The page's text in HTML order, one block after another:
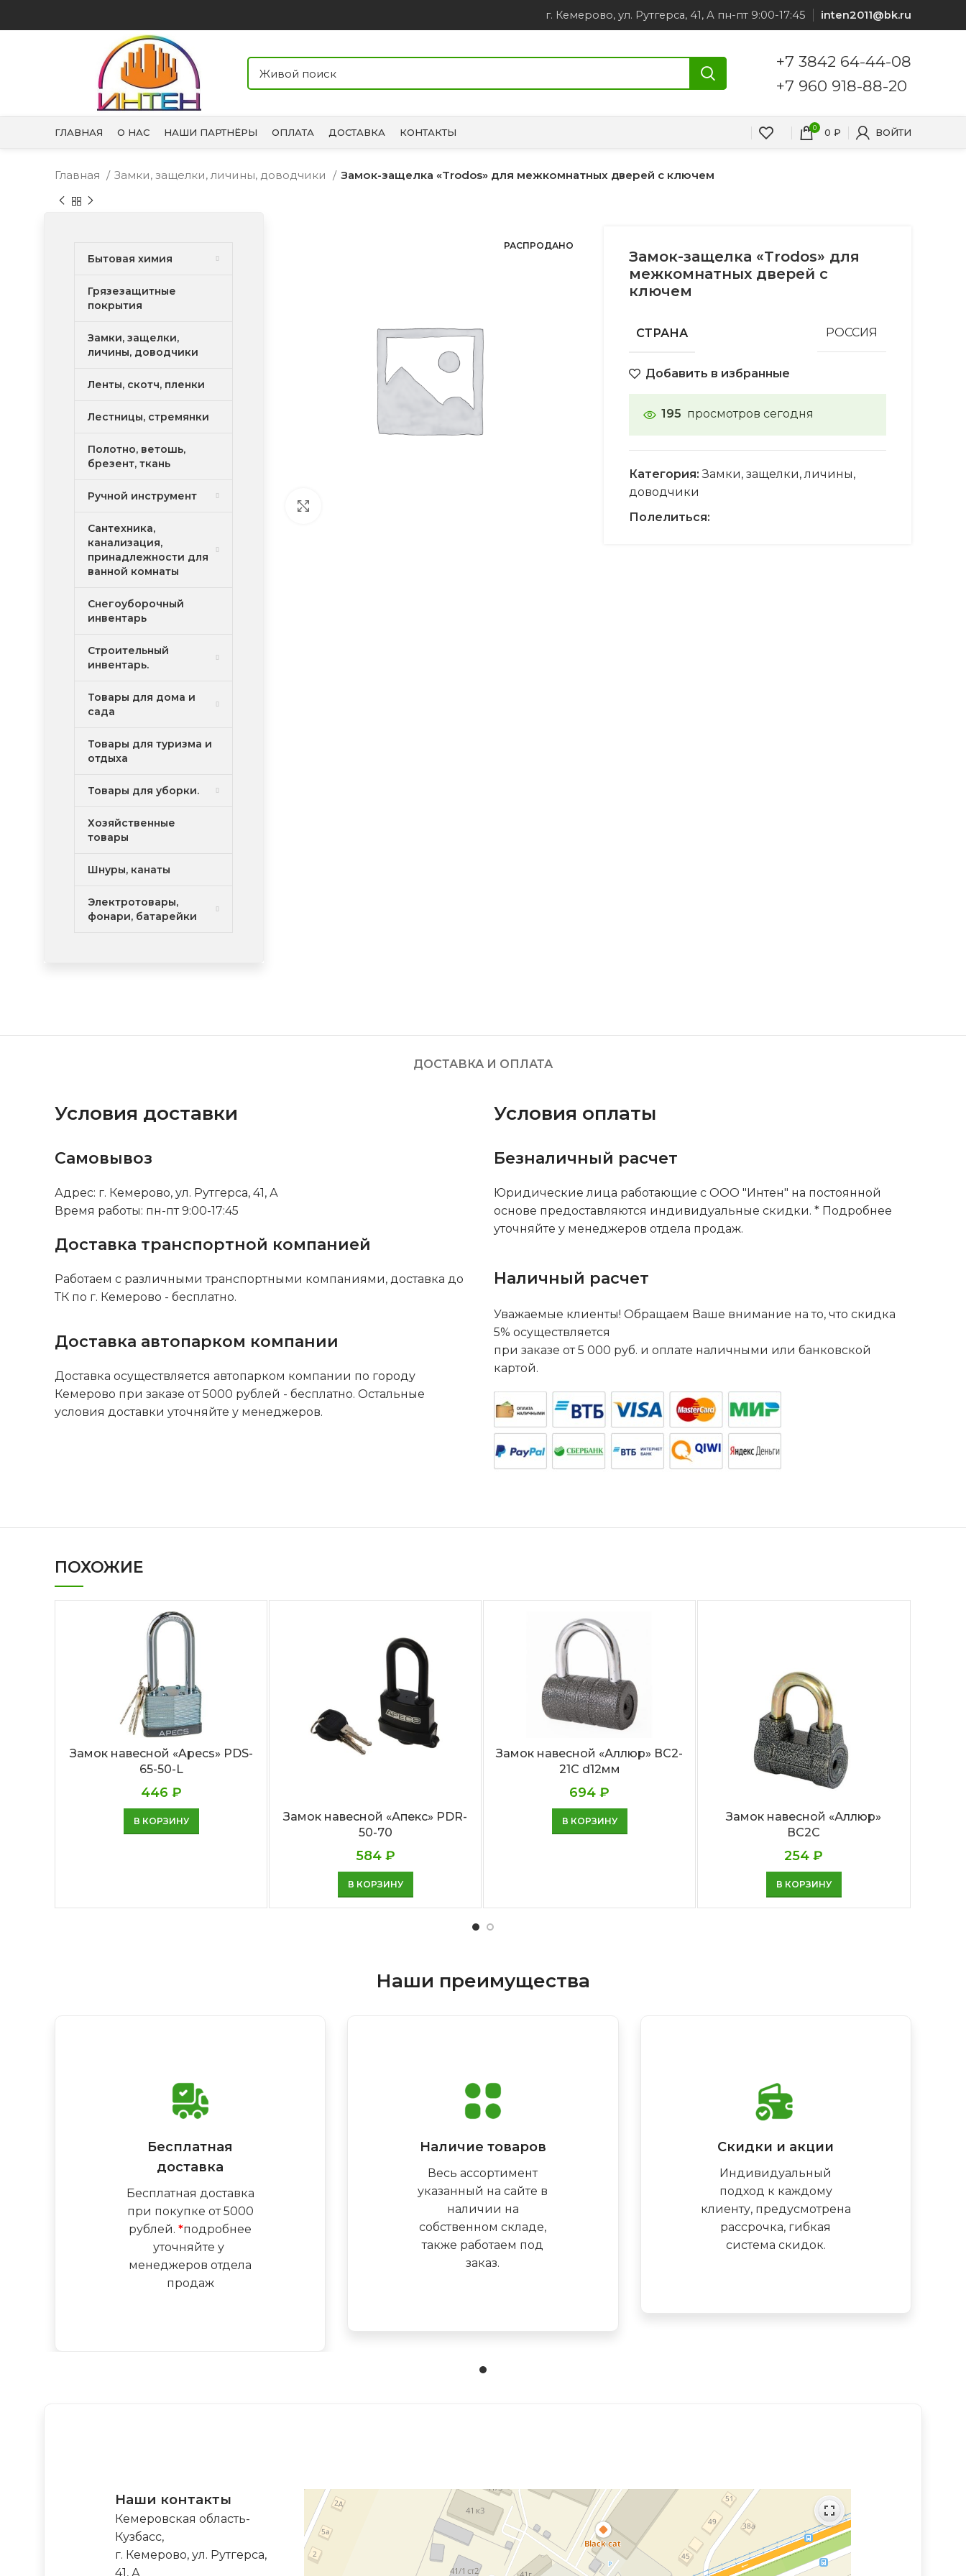
г. Кемерово, ул. Рутгерса, 41, А пн-пт 9:00-17:45 inten2011@bk.ru
+7 3842 64-44-08
+7 960 918-88-20
ГЛАВНАЯ О НАС НАШИ ПАРТНЁРЫ ОПЛАТА ДОСТАВКА КОНТАКТЫ 0 0 ₽ ВОЙТИ
Главная Замки, защелки, личины, доводчики Замок-защелка «Trodos» для межкомнатных дверей с ключем
РАСПРОДАНО
Замок-защелка «Trodos» для
межкомнатных дверей с
ключем
СТРАНА РОССИЯ
Добавить в избранные
195 просмотров сегодня
Категория: Замки, защелки, личины,
доводчики
Полелиться:
Бытовая химия
Грязезащитные
покрытия
Замки, защелки,
личины, доводчики
Ленты, скотч, пленки
Лестницы, стремянки
Полотно, ветошь,
брезент, ткань
Ручной инструмент
Сантехника,
канализация,
принадлежности для
ванной комнаты
Снегоуборочный
инвентарь
Строительный
инвентарь.
Товары для дома и
сада
Товары для туризма и
отдыха
Товары для уборки.
Хозяйственные
товары
Шнуры, канаты
Электротовары,
фонари, батарейки
ДОСТАВКА И ОПЛАТА
Условия доставки
Самовывоз
Адрес: г. Кемерово, ул. Рутгерса, 41, А
Время работы: пн-пт 9:00-17:45
Доставка транспортной компанией
Работаем с различными транспортными компаниями, доставка до
ТК по г. Кемерово - бесплатно.
Доставка автопарком компании
Доставка осуществляется автопарком компании по городу
Кемерово при заказе от 5000 рублей - бесплатно. Остальные
условия доставки уточняйте у менеджеров.
Условия оплаты
Безналичный расчет
Юридические лица работающие с ООО "Интен" на постоянной
основе предоставляются индивидуальные скидки. * Подробнее
уточняйте у менеджеров отдела продаж.
Наличный расчет
Уважаемые клиенты! Обращаем Ваше внимание на то, что скидка
5% осуществляется
при заказе от 5 000 руб. и оплате наличными или банковской
картой.
ПОХОЖИЕ
Замок навесной «Apecs» PDS-
65-50-L
446 ₽
В КОРЗИНУ
Замок навесной «Апекс» PDR-
50-70
584 ₽
В КОРЗИНУ
Замок навесной «Аллюр» ВС2-
21С d12мм
694₽
В КОРЗИНУ
Замок навесной «Аллюр»
ВС2С
254₽
В КОРЗИНУ
Наши преимущества
Бесплатная
доставка
Бесплатная доставка
при покупке от 5000
рублей.*подробнее
уточняйте у
менеджеров отдела
продаж
Наличие товаров
Весь ассортимент
указанный на сайте в
наличии на
собственном складе,
также работаем под
заказ.
Скидки и акции
Индивидуальный
подход к каждому
клиенту, предусмотрена
рассрочка, гибкая
система скидок.
Наши контакты
Кемеровская область-
Кузбасс,
г. Кемерово, ул. Рутгерса,
41, А